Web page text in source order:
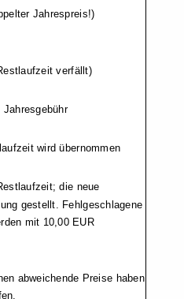
Jahrespreis!)
verfällt)
Jahresgebühr
wird übernommen
die neue
gestellt. Fehlgeschlagene
mit 10,00 EUR
abweichende Preise haben